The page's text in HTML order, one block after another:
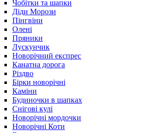
Чобітки та шапки
Діди Морози
Пінгвіни
Олені
Пряники
Лускунчик
Новорічний експрес
Канатна дорога
Різдво
Бірки новорічні
Каміни
Будиночки в шапках
Снігові кулі
Новорічні мордочки
Новорічні Коти